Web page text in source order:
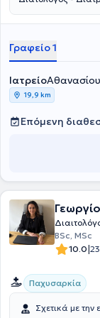
Γραφείο 1
Ιατρείο
19,9 km
Επόμενη
BSc, MSc
10.0|
Παχυσαρκία
Σχετικά με την